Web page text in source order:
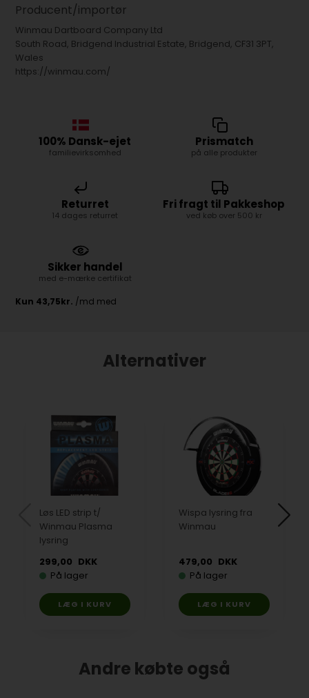
Producent/importør
Winmau Dartboard Company Ltd
South Road, Bridgend Industrial Estate, Bridgend, CF31 3PT,
Wales
https://winmau.com/
100% Dansk-ejet
familievirksomhed
Prismatch
på alle produkter
Returret
14 dages returret
Fri fragt til Pakkeshop
ved køb over 500 kr
Sikker handel
med e-mærke certifikat
Alternativer
Løs LED strip t/
Winmau Plasma
lysring
299,00 DKK
På lager
Wispa lysring fra
Winmau
479,00 DKK
På lager
Andre købte også